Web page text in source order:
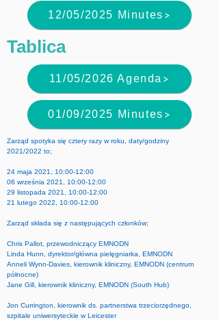
12/05/2025 Minutes
Tablica
11/05/2026 Agenda
01/09/2025 Minutes
Zarząd spotyka się cztery razy w roku, daty/godziny
2021/2022 to;
24 maja 2021, 10:00-12:00
06 września 2021, 10:00-12:00
29 listopada 2021, 10:00-12:00
21 lutego 2022, 10:00-12:00
Zarząd składa się z następujących członków;
Chris Pallot, przewodniczący EMNODN
Linda Hunn, dyrektor/główna pielęgniarka, EMNODN
Anneli Wynn-Davies, kierownik kliniczny, EMNODN (centrum
północne)
Jane Gill, kierownik kliniczny, EMNODN (South Hub)
Jon Currington, kierownik ds. partnerstwa trzeciorzędnego,
szpitale uniwersyteckie w Leicester